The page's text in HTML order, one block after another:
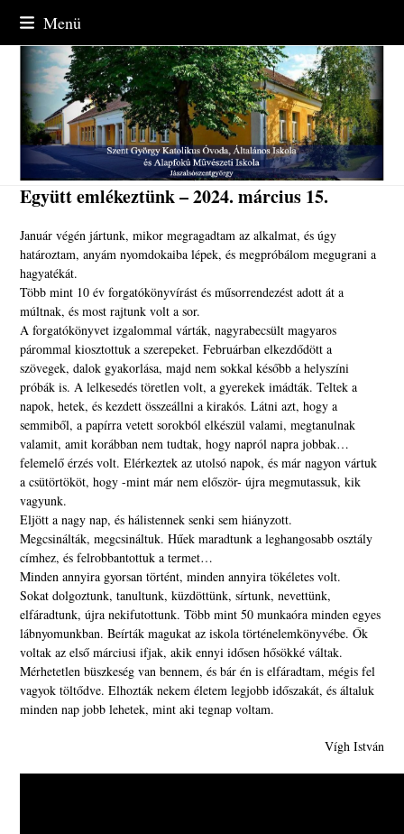
content
Menü
Együtt emlékeztünk – 2024. március 15.
Január végén jártunk, mikor megragadtam az alkalmat, és úgy
határoztam, anyám nyomdokaiba lépek, és megpróbálom megugrani a
hagyatékát.
Több mint 10 év forgatókönyvírást és műsorrendezést adott át a
múltnak, és most rajtunk volt a sor.
A forgatókönyvet izgalommal várták, nagyrabecsült magyaros
párommal kiosztottuk a szerepeket. Februárban elkezdődött a
szövegek, dalok gyakorlása, majd nem sokkal később a helyszíni
próbák is. A lelkesedés töretlen volt, a gyerekek imádták. Teltek a
napok, hetek, és kezdett összeállni a kirakós. Látni azt, hogy a
semmiből, a papírra vetett sorokból elkészül valami, megtanulnak
valamit, amit korábban nem tudtak, hogy napról napra jobbak…
felemelő érzés volt. Elérkeztek az utolsó napok, és már nagyon vártuk
a csütörtököt, hogy -mint már nem először- újra megmutassuk, kik
vagyunk.
Eljött a nagy nap, és hálistennek senki sem hiányzott.
Megcsinálták, megcsináltuk. Hűek maradtunk a leghangosabb osztály
címhez, és felrobbantottuk a termet…
Minden annyira gyorsan történt, minden annyira tökéletes volt.
Sokat dolgoztunk, tanultunk, küzdöttünk, sírtunk, nevettünk,
elfáradtunk, újra nekifutottunk. Több mint 50 munkaóra minden egyes
lábnyomunkban. Beírták magukat az iskola történelemkönyvébe. Ők
voltak az első márciusi ifjak, akik ennyi idősen hősökké váltak.
Mérhetetlen büszkeség van bennem, és bár én is elfáradtam, mégis fel
vagyok töltődve. Elhozták nekem életem legjobb időszakát, és általuk
minden nap jobb lehetek, mint aki tegnap voltam.
Vígh István